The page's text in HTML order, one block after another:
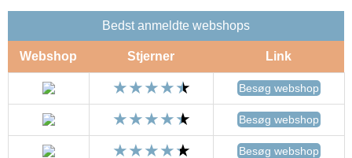
Bedst anmeldte webshops
Webshop Stjerner Link
Besøg webshop
Besøg webshop
Besøg webshop